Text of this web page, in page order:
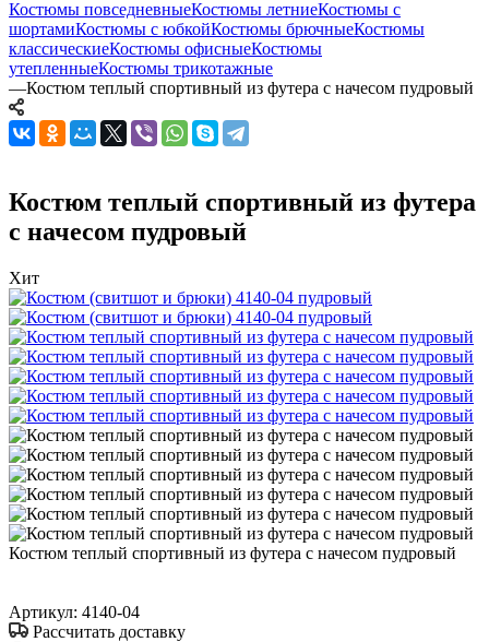
Костюмы повседневныеКостюмы летниеКостюмы с
шортамиКостюмы с юбкойКостюмы брючныеКостюмы
классическиеКостюмы офисныеКостюмы
утепленныеКостюмы трикотажные
—Костюм теплый спортивный из футера с начесом пудровый
Костюм теплый спортивный из футера
с начесом пудровый
Хит
Костюм теплый спортивный из футера с начесом пудровый
Артикул: 4140-04
Рассчитать доставку